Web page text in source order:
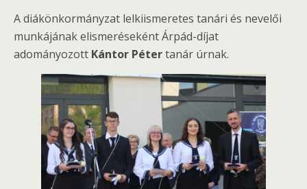
A diákönkormányzat lelkiismeretes tanári és nevelői
munkájának elismeréseként Árpád-díjat
adományozott Kántor Pétertanár úrnak.